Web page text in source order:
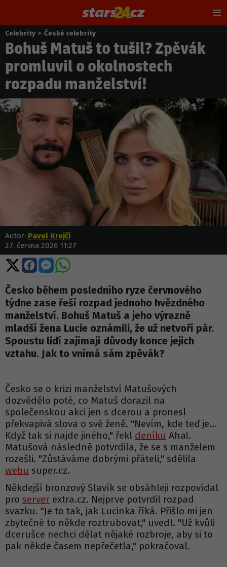
Nacházíte
se
zde:
Celebrity > České celebrity
Bohuš Matuš to tušil? Zpěvák
promluvil o okolnostech
rozpadu manželství!
Autor: Pavel Krejčí
27. června 2026 11:27
Sdílet
na
X
Sdílet
na
Facebooku
Sdílet
na
Messengeru
Sdílet
WhatsApp
Česko během posledního ryze červnového
týdne zase řeší rozpad jednoho hvězdného
manželství. Bohuš Matuš a jeho výrazně
mladší žena Lucie oznámili, že už netvoří pár.
Spoustu lidí zajímají důvody konce jejich
vztahu. Jak to vnímá sám zpěvák?
Česko se o krizi manželství Matušových
dozvědělo poté, co Matuš dorazil na
společenskou akci jen s dcerou a pronesl
překvapivá slova o své ženě. "Nevím, kde teď je...
Když tak si najde jiného," řekl deníku Aha!.
Matušová následně potvrdila, že se s manželem
rozešli. "Zůstáváme dobrými přáteli," sdělila
webu super.cz.
Někdejší bronzový Slavík se obsáhleji rozpovídal
pro server extra.cz. Nejprve potvrdil rozpad
svazku. "Je to tak, jak Lucinka říká. Přišlo mi jen
zbytečné to někde roztrubovat," uvedl. "Už kvůli
dcerušce nechci dělat nějaké rozbroje, aby si to
pak někde časem nepřečetla," pokračoval.